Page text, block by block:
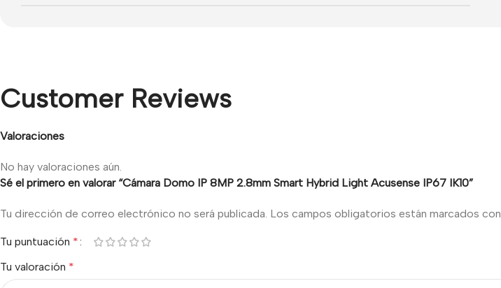
Customer Reviews
Valoraciones
No hay valoraciones aún.
Sé el primero en valorar “Cámara Domo IP 8MP 2.8mm Smart Hybrid Light Acusense IP67 IK10”
Tu dirección de correo electrónico no será publicada. Los campos obligatorios están marcados con
Tu puntuación *
Tu valoración *